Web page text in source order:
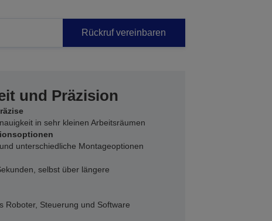
Rückruf vereinbaren
und Präzision
in sehr kleinen Arbeitsräumen
unterschiedliche Montageoptionen
selbst über längere
Roboter, Steuerung und Software